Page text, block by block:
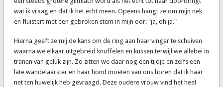
wat ik vraag en dat ik het echt meen. Opeens hangt ze om mijn nek
en fluistert met een gebroken stem in mijn oor: "ja, oh ja."
Hierna geeft ze mij de kans om de ring aan haar vinger te schuiven
waarna we elkaar uitgebreid knuffelen en kussen terwijl we allebei in
tranen van geluk zijn. Zo zitten we daar nog een tijdje en zelfs een
late wandelaarster en haar hond moeten van ons horen dat ik haar
net ten huwelijk heb gevraagd. Deze oudere vrouw vind het heel